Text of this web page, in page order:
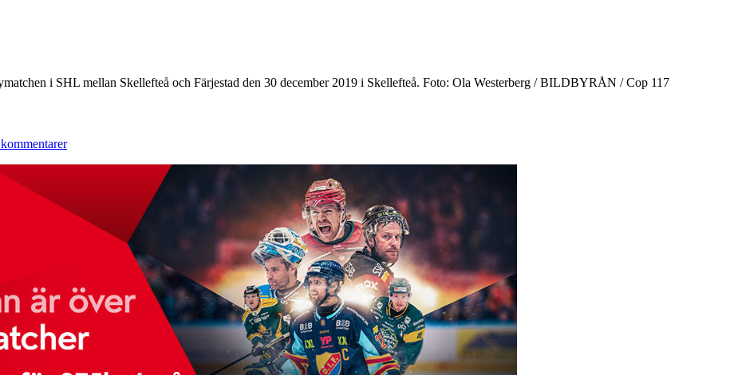
i SHL mellan Skellefteå och Färjestad den 30 december 2019 i Skellefteå. Foto: Ola Westerberg / BILDBYRÅN / Cop 117